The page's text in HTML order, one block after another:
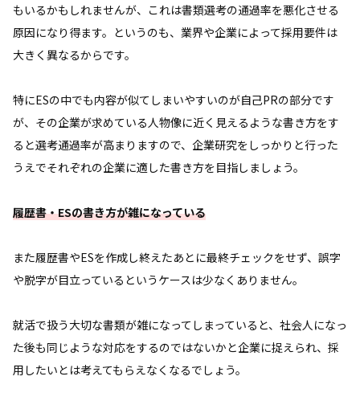
もいるかもしれませんが、これは書類選考の通過率を悪化させる
原因になり得ます。というのも、業界や企業によって採用要件は
大きく異なるからです。
特にESの中でも内容が似てしまいやすいのが自己PRの部分です
が、その企業が求めている人物像に近く見えるような書き方をす
ると選考通過率が高まりますので、企業研究をしっかりと行った
うえでそれぞれの企業に適した書き方を目指しましょう。
履歴書・ESの書き方が雑になっている
また履歴書やESを作成し終えたあとに最終チェックをせず、誤字
や脱字が目立っているというケースは少なくありません。
就活で扱う大切な書類が雑になってしまっていると、社会人になっ
た後も同じような対応をするのではないかと企業に捉えられ、採
用したいとは考えてもらえなくなるでしょう。